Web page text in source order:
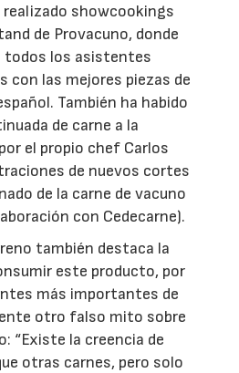
realizado showcookings
de Provacuno, donde
todos los asistentes
con las mejores piezas de
También ha habido
de carne a la
el propio chef Carlos
de nuevos cortes
de la carne de vacuno
con Cedecarne).
también destaca la
este producto, por
más importantes de
otro falso mito sobre
“Existe la creencia de
otras carnes, pero solo